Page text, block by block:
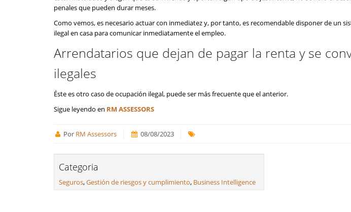
penales que pueden durar meses.
Como vemos, es necesario actuar con inmediatez y, por tanto, es recomendable disponer de un
ilegal en casa para comunicar inmediatamente el empleo.
Arrendatarios que dejan de pagar la renta y se
ilegales
Éste es otro caso de ocupación ilegal, puede ser más frecuente que el anterior.
Sigue leyendo en RM ASSESSORS
Por RM Assessors 08/08/2023
Categoria
Seguros,Gestión de riesgos y cumplimiento, Business Intelligence